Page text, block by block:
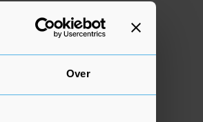
Over